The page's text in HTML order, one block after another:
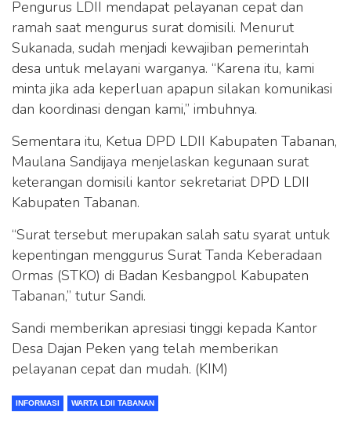
Pengurus LDII mendapat pelayanan cepat dan
ramah saat mengurus surat domisili. Menurut
Sukanada, sudah menjadi kewajiban pemerintah
desa untuk melayani warganya. “Karena itu, kami
minta jika ada keperluan apapun silakan komunikasi
dan koordinasi dengan kami,” imbuhnya.
Sementara itu, Ketua DPD LDII Kabupaten Tabanan,
Maulana Sandijaya menjelaskan kegunaan surat
keterangan domisili kantor sekretariat DPD LDII
Kabupaten Tabanan.
“Surat tersebut merupakan salah satu syarat untuk
kepentingan menggurus Surat Tanda Keberadaan
Ormas (STKO) di Badan Kesbangpol Kabupaten
Tabanan,” tutur Sandi.
Sandi memberikan apresiasi tinggi kepada Kantor
Desa Dajan Peken yang telah memberikan
pelayanan cepat dan mudah. (KIM)
INFORMASI WARTA LDII TABANAN